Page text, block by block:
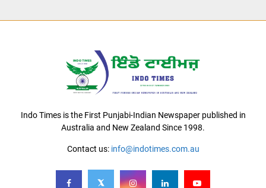
Indo Times is the First Punjabi-Indian Newspaper published in
Australia and New Zealand Since 1998.
Contact us: info@indotimes.com.au